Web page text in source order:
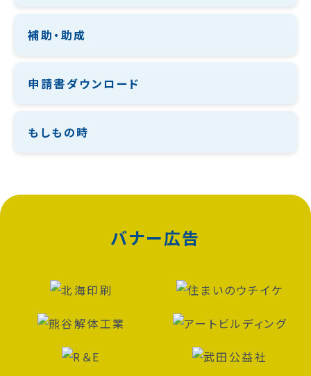
補助・助成
申請書ダウンロード
もしもの時
バナー広告